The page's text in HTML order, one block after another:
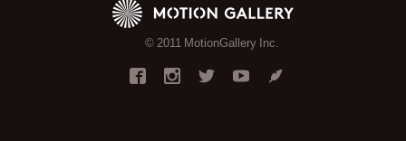
© 2011 MotionGallery Inc.